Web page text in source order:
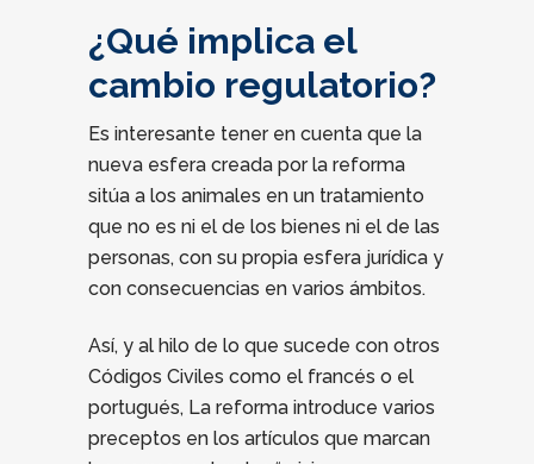
¿Qué implica el
cambio regulatorio?
Es interesante tener en cuenta que la
nueva esfera creada por la reforma
sitúa a los animales en un tratamiento
que no es ni el de los bienes ni el de las
personas, con su propia esfera jurídica y
con consecuencias en varios ámbitos.
Así, y al hilo de lo que sucede con otros
Códigos Civiles como el francés o el
portugués, La reforma introduce varios
preceptos en los artículos que marcan